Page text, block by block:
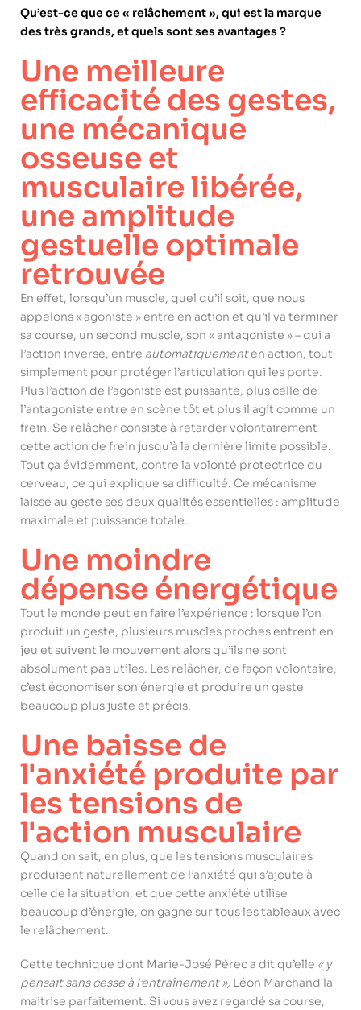
Qu’est-ce que ce « relâchement », qui est la marque
des très grands, et quels sont ses avantages ?
Une meilleure
efficacité des gestes,
une mécanique
osseuse et
musculaire libérée,
une amplitude
gestuelle optimale
retrouvée
En effet, lorsqu’un muscle, quel qu’il soit, que nous
appelons « agoniste » entre en action et qu’il va terminer
sa course, un second muscle, son « antagoniste » – qui a
l’action inverse, entre automatiquementen action, tout
simplement pour protéger l’articulation qui les porte.
Plus l’action de l’agoniste est puissante, plus celle de
l’antagoniste entre en scène tôt et plus il agit comme un
frein. Se relâcher consiste à retarder volontairement
cette action de frein jusqu’à la dernière limite possible.
Tout ça évidemment, contre la volonté protectrice du
cerveau, ce qui explique sa difficulté. Ce mécanisme
laisse au geste ses deux qualités essentielles : amplitude
maximale et puissance totale.
Une moindre
dépense énergétique
Tout le monde peut en faire l’expérience : lorsque l’on
produit un geste, plusieurs muscles proches entrent en
jeu et suivent le mouvement alors qu’ils ne sont
absolument pas utiles. Les relâcher, de façon volontaire,
c’est économiser son énergie et produire un geste
beaucoup plus juste et précis.
Une baisse de
l'anxiété produite par
les tensions de
l'action musculaire
Quand on sait, en plus, que les tensions musculaires
produisent naturellement de l’anxiété qui s’ajoute à
celle de la situation, et que cette anxiété utilise
beaucoup d’énergie, on gagne sur tous les tableaux avec
le relâchement.
Cette technique dont Marie-José Pérec a dit qu’elle « y
pensait sans cesse à l’entraînement », Léon Marchand la
maitrise parfaitement. Si vous avez regardé sa course,